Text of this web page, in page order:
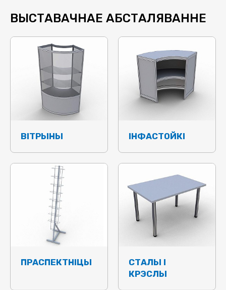
ВЫСТАВАЧНАЕ АБСТАЛЯВАННЕ
ВІТРЫНЫ ІНФАСТОЙКІ
ПРАСПЕКТНІЦЫ
СТАЛЫ І
КРЭСЛЫ